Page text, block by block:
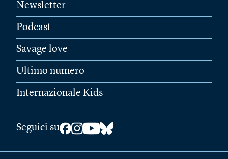
Newsletter
Podcast
Savage love
Ultimo numero
Internazionale Kids
Seguici su